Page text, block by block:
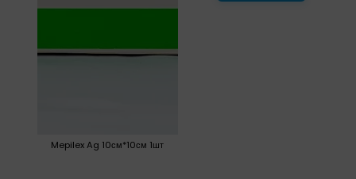
Mepilex Ag 10см*10см 1шт